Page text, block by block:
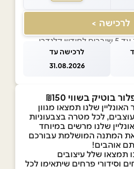
לרכישה >
קלנדרי
לרכישה עד
31.08.2026
בשווי ₪150
שלנו תמצאו מגוון
לכל מטרה בצבעוניות
שלנו מרשים במיוחד
את המתנה המושלמת עבורכם
אוהבים!
תמצאו שלל עיצובים
וסידורי פרחים שיתאימו לכל